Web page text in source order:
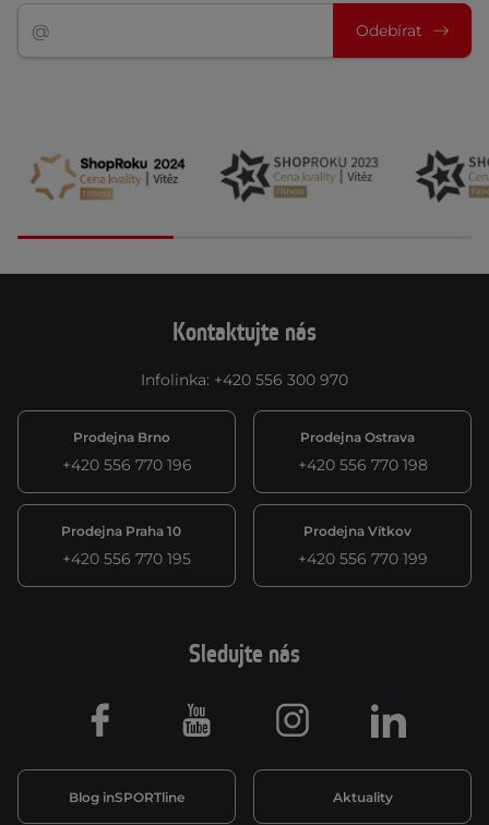
Odebírat
Kontaktujte nás
Infolinka: +420 556 300 970
Prodejna Brno
+420 556 770 196
Prodejna Ostrava
+420 556 770 198
Prodejna Praha 10
+420 556 770 195
Prodejna Vítkov
+420 556 770 199
Sledujte nás
Blog inSPORTline Aktuality
Facebook Youtube Instagram LinkedIn